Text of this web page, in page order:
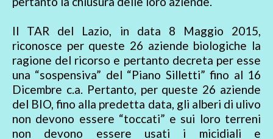
Il TAR del Lazio, in data 8 Maggio 2015,
riconosce per queste 26 aziende biologiche la
ragione del ricorso e pertanto decreta per esse
una “sospensiva” del “Piano Silletti” fino al 16
Dicembre c.a. Pertanto, per queste 26 aziende
del BIO, fino alla predetta data, gli alberi di ulivo
non devono essere “toccati” e sui loro terreni
non devono essere usati i micidiali e